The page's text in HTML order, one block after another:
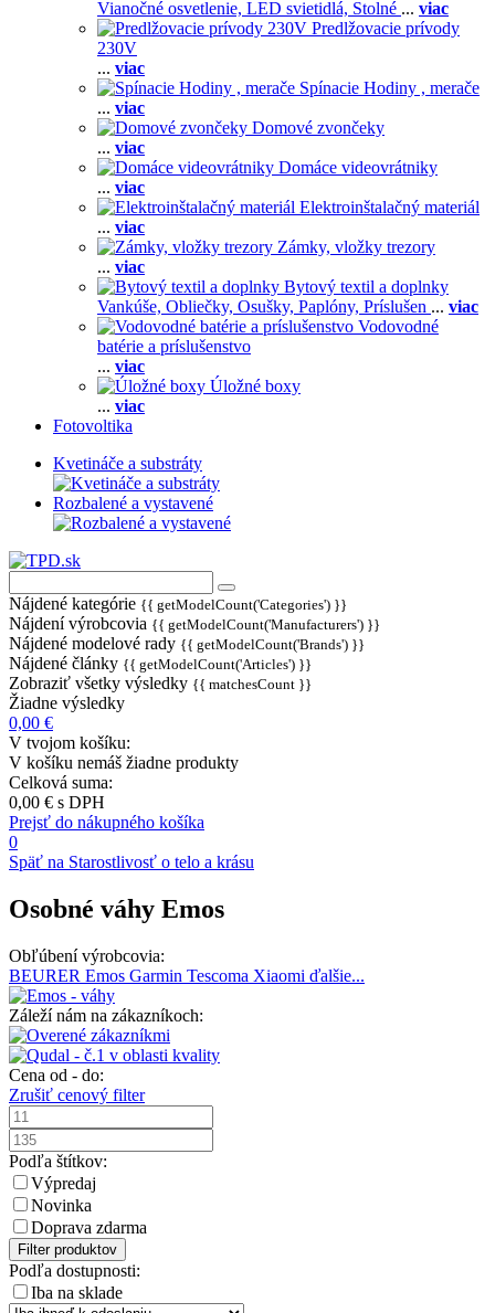
Vianočné osvetlenie, LED svietidlá, Stolné ... viac
Predlžovacie prívody
230V
... viac
Spínacie Hodiny , merače
... viac
Domové zvončeky
... viac
Domáce videovrátniky
... viac
Elektroinštalačný materiál
... viac
Zámky, vložky trezory
... viac
Bytový textil a doplnky
Vankúše, Obliečky, Osušky, Paplóny, Príslušen ... viac
Vodovodné
batérie a príslušenstvo
... viac
Úložné boxy
... viac
Fotovoltika
Kvetináče a substráty
Rozbalené a vystavené
Nájdené kategórie {{ getModelCount('Categories') }}
Nájdení výrobcovia {{ getModelCount('Manufacturers') }}
Nájdené modelové rady {{ getModelCount('Brands') }}
Nájdené články {{ getModelCount('Articles') }}
Zobraziť všetky výsledky {{ matchesCount }}
Žiadne výsledky
0,00 €
V tvojom košíku:
V košíku nemáš žiadne produkty
Celková suma:
0,00 € s DPH
Prejsť do nákupného košíka
0
Späť na Starostlivosť o telo a krásu
Osobné váhy Emos
Obľúbení výrobcovia:
BEURER Emos Garmin Tescoma Xiaomi ďalšie...
Záleží nám na zákazníkoch:
Cena od - do:
Zrušiť cenový filter
Podľa štítkov:
Výpredaj
Novinka
Doprava zdarma
Filter produktov
Podľa dostupnosti:
Iba na sklade